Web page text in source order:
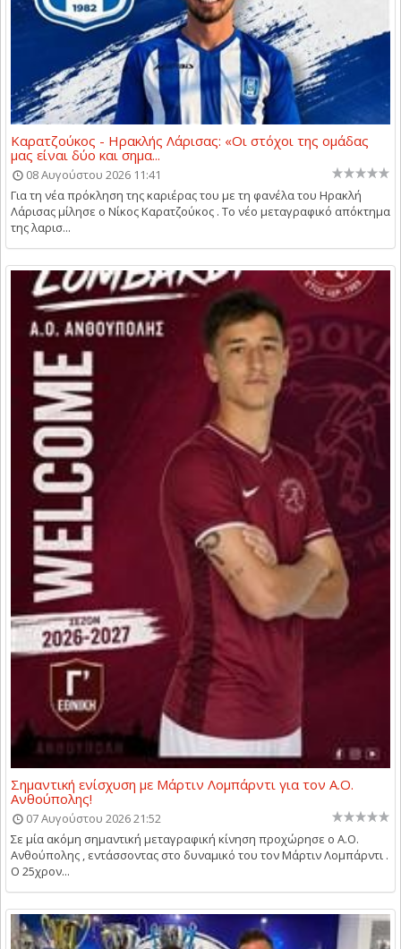
Καρατζούκος - Ηρακλής Λάρισας: «Οι στόχοι της ομάδας
μας είναι δύο και σημα...
08 Αυγούστου 2026 11:41
Για τη νέα πρόκληση της καριέρας του με τη φανέλα του Ηρακλή
Λάρισας μίλησε ο Νίκος Καρατζούκος . Το νέο μεταγραφικό απόκτημα
της λαρισ...
Σημαντική ενίσχυση με Μάρτιν Λομπάρντι για τον Α.Ο.
Ανθούπολης!
07 Αυγούστου 2026 21:52
Σε μία ακόμη σημαντική μεταγραφική κίνηση προχώρησε ο Α.Ο.
Ανθούπολης , εντάσσοντας στο δυναμικό του τον Μάρτιν Λομπάρντι .
Ο 25χρον...